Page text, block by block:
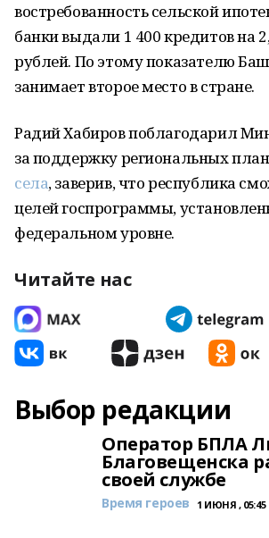
востребованность сельской
банки выдали 1 400 кредитов на
рублей. По этому показателю
занимает второе место в стране.
Радий Хабиров поблагодарил
за поддержку региональных
села, заверив, что республика
целей госпрограммы,
федеральном уровне.
Читайте нас
Выбор редакции
Оператор БПЛА
Благовещенска
своей службе
Время героев 1 ИЮНЯ , 05:45